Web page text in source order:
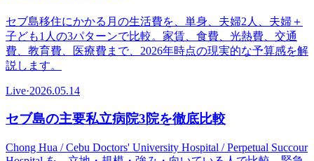
セブ島移住にかかる月の生活費を、単身、夫婦2人、夫婦＋
子ども1人の3パターンで比較。家賃、食費、光熱費、交通
費、教育費、医療費まで、2026年時点の現実的な予算感を解
説します。
Live·2026.05.14
セブ島の主要私立病院3院を徹底比較
Chong Hua / Cebu Doctors' University Hospital / Perpetual Succour